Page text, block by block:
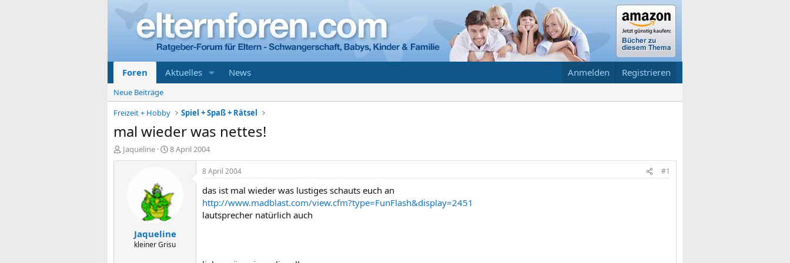
Foren Aktuelles News Anmelden Registrieren
Neue Beiträge
Freizeit + Hobby
Spiel + Spaß + Rätsel
mal wieder was nettes!
E
r
Jaqueline
E
r
e
l
t
a
m
8 April 2004
Jaqueline
kleiner Grisu
8 April 2004 #1
das ist mal wieder was lustiges schauts euch an
http://www.madblast.com/view.cfm?type=FunFlash&display=2451
lautsprecher natürlich auch